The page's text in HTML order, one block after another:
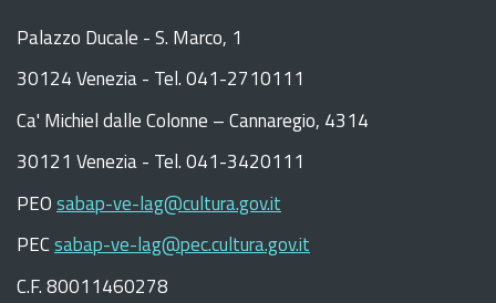
Palazzo Ducale - S. Marco, 1
30124 Venezia - Tel. 041-2710111
Ca' Michiel dalle Colonne – Cannaregio, 4314
30121 Venezia - Tel. 041-3420111
PEOsabap-ve-lag@cultura.gov.it
PECsabap-ve-lag@pec.cultura.gov.it
C.F. 80011460278